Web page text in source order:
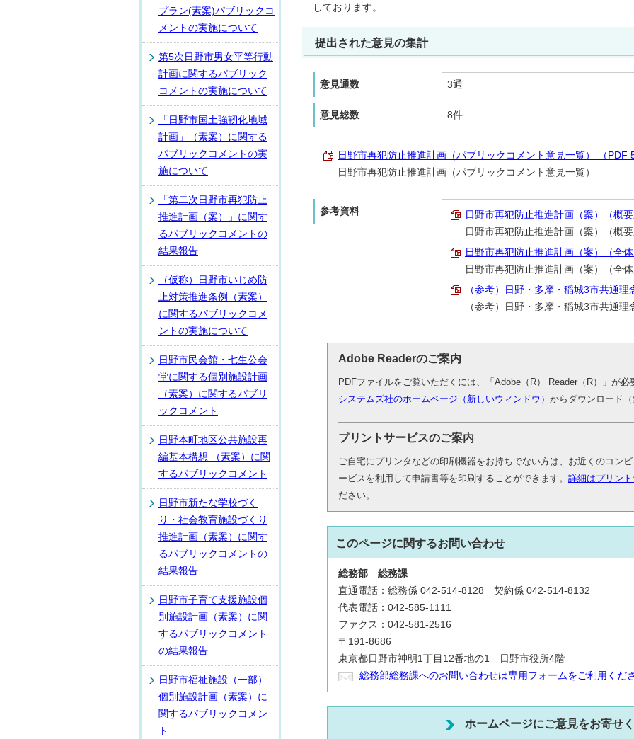
しております。
提出された意見の集計
意見通数 3通
意見総数 8件
日野市再犯防止推進計画（パブリックコメント意見一覧） （PDF
日野市再犯防止推進計画（パブリックコメント意見一覧）
参考資料
日野市再犯防止推進計画（案）（概
日野市再犯防止推進計画（案）（概要
日野市再犯防止推進計画（案）（全
日野市再犯防止推進計画（案）（全体
（参考）日野・多摩・稲城3市共通理
（参考）日野・多摩・稲城3市共通理
Adobe Readerのご案内
PDFファイルをご覧いただくには、「Adobe（R） Reader（R）」が
システムズ社のホームページ（新しいウィンドウ） からダウンロード（
プリントサービスのご案内
ご自宅にプリンタなどの印刷機器をお持ちでない方は、お近くのコン
ービスを利用して申請書等を印刷することができます。 詳細はプリン
ださい。
このページに関するお問い合わせ
総務部 総務課
直通電話：総務係 042-514-8128 契約係 042-514-8132
代表電話：042-585-1111
ファクス：042-581-2516
〒191-8686
東京都日野市神明1丁目12番地の1 日野市役所4階
総務部総務課へのお問い合わせは専用フォームをご利用くださ
ホームページにご意見をお寄せ
プラン(素案)パブリックコ
メントの実施について
第5次日野市男女平等行動
計画に関するパブリック
コメントの実施について
「日野市国土強靭化地域
計画」（素案）に関する
パブリックコメントの実
施について
「第二次日野市再犯防止
推進計画（案）」に関す
るパブリックコメントの
結果報告
（仮称）日野市いじめ防
止対策推進条例（素案）
に関するパブリックコメ
ントの実施について
日野市民会館・七生公会
堂に関する個別施設計画
（素案）に関するパブリ
ックコメント
日野本町地区公共施設再
編基本構想 （素案）に関
するパブリックコメント
日野市新たな学校づく
り・社会教育施設づくり
推進計画（素案）に関す
るパブリックコメントの
結果報告
日野市子育て支援施設個
別施設計画（素案）に関
するパブリックコメント
の結果報告
日野市福祉施設（一部）
個別施設計画（素案）に
関するパブリックコメン
ト